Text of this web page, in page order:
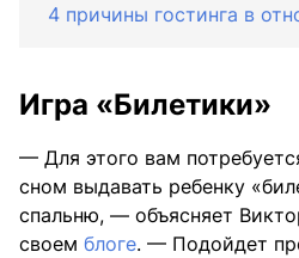
4 причины гостинга в
Игра «Билетики»
— Для этого вам
сном выдавать ребенку
спальню, — объясняет
своем блоге. — Подойдет